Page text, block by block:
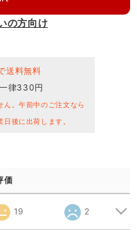
の方向け
送料無料
律330円
ん。午前中のご注文なら
後に出荷します。
価
19 2